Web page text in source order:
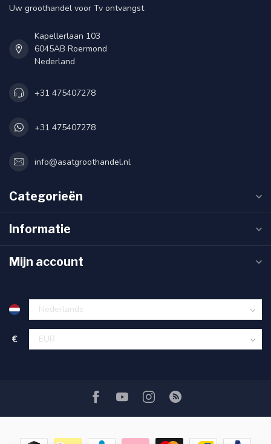
Uw groothandel voor Tv ontvangst
Kapellerlaan 103
6045AB Roermond
Nederland
+31 475407278
+31 475407278
info@asatgroothandel.nl
Categorieën
Informatie
Mijn account
€